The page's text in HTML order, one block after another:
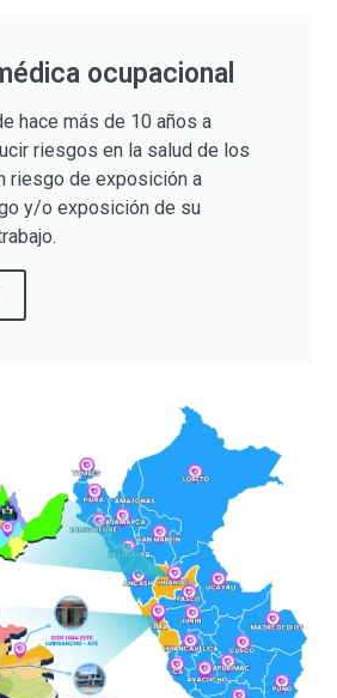
ocupacional
hace más de 10 años a
riesgos en la salud de los
riesgo de exposición a
y/o exposición de su